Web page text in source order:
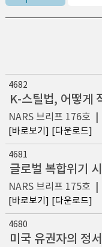
4682
NARS 브리프 176호
[바로보기] [다운로드]
4681
글로벌 복합위기
NARS 브리프 175호
[바로보기] [다운로드]
4680
미국 유권자의 정